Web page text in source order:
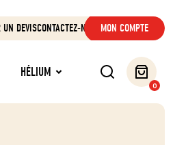
UN DEVISCONTACTEZ-NOUS MON COMPTE
HÉLIUM
0